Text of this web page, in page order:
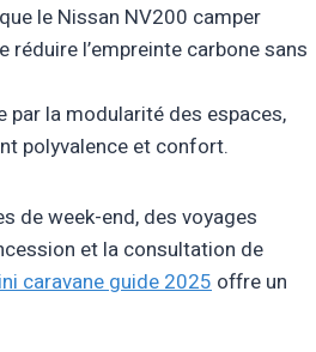
le Nissan NV200 camper
l’empreinte carbone sans
par la modularité des espaces,
polyvalence et confort.
de week-end, des voyages
et la consultation de
caravane guide 2025 offre un